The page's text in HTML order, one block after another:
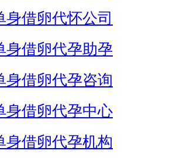
身借卵代怀公司
身借卵代孕助孕
身借卵代孕咨询
身借卵代孕中心
身借卵代孕机构